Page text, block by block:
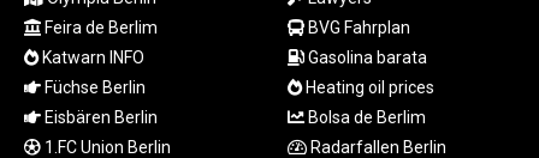
STD
23929.673396
STN 24.499696
SVC 10.085875
Feira de Berlim
Katwarn INFO
Füchse Berlin
Eisbären Berlin
1.FC Union Berlin
BVG Fahrplan
Gasolina barata
Heating oil prices
Bolsa de Berlim
Radarfallen Berlin